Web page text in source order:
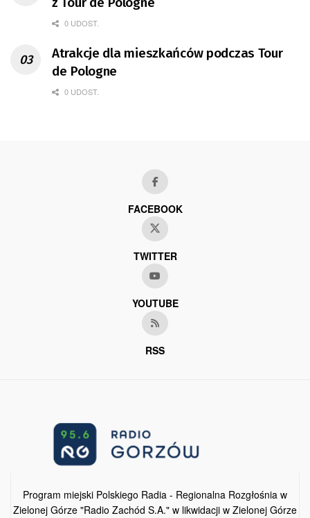
0 UDOST.
Atrakcje dla mieszkańców podczas Tour
de Pologne
0 UDOST.
FACEBOOK
TWITTER
YOUTUBE
RSS
Program miejski Polskiego Radia - Regionalna Rozgłośnia w
Zielonej Górze "Radio Zachód S.A." w likwidacji w Zielonej Górze